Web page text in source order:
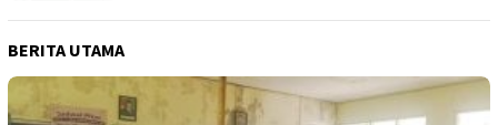
BERITA UTAMA